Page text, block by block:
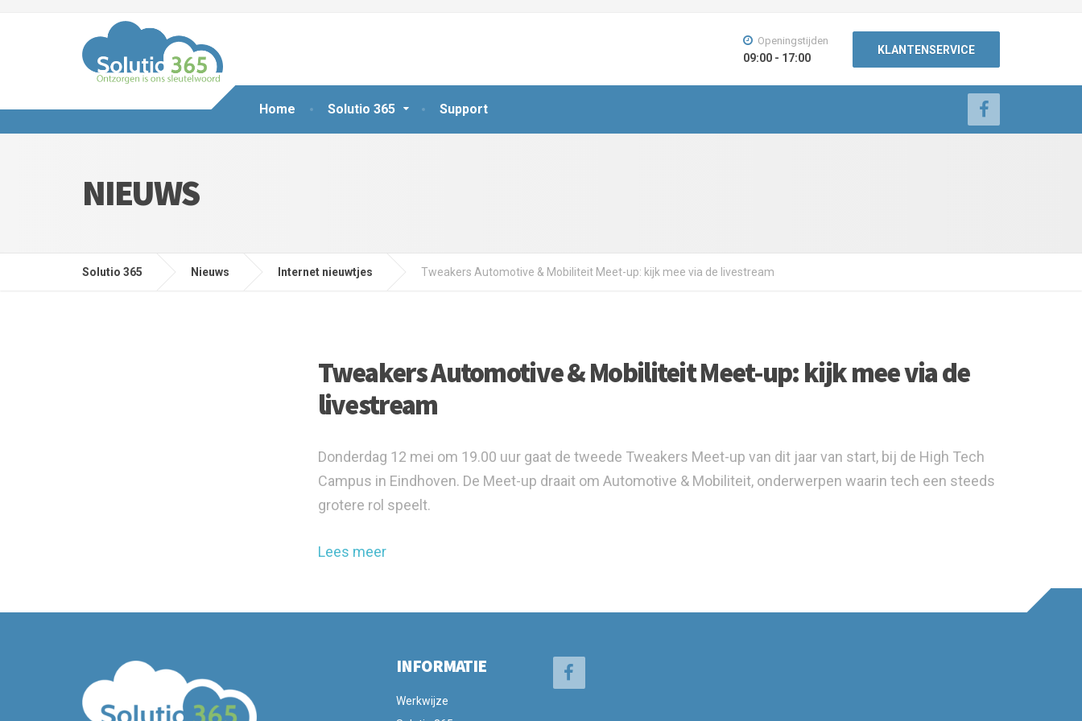
Home Solutio 365 Support
Openingstijden
09:00 - 17:00
KLANTENSERVICE
NIEUWS
Solutio 365 Nieuws Internet nieuwtjes Tweakers Automotive & Mobiliteit Meet-up: kijk mee via de livestream
Tweakers Automotive & Mobiliteit Meet-up: kijk mee via de
livestream
Donderdag 12 mei om 19.00 uur gaat de tweede Tweakers Meet-up van dit jaar van start, bij de High Tech
Campus in Eindhoven. De Meet-up draait om Automotive & Mobiliteit, onderwerpen waarin tech een steeds
grotere rol speelt.
Lees meer
INFORMATIE
Werkwijze